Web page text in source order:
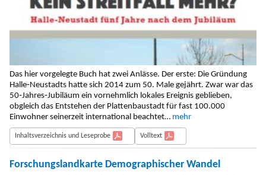
Das hier vorgelegte Buch hat zwei Anlässe. Der erste: Die Gründung
Halle‐Neustadts hatte sich 2014 zum 50. Male gejährt. Zwar war das
50‐Jahres‐Jubiläum ein vornehmlich lokales Ereignis geblieben,
obgleich das Entstehen der Plattenbaustadt für fast 100.000
Einwohner seinerzeit international beachtet… mehr
Inhaltsverzeichnis und Leseprobe Volltext
Forschungslandkarte Demographischer Wandel